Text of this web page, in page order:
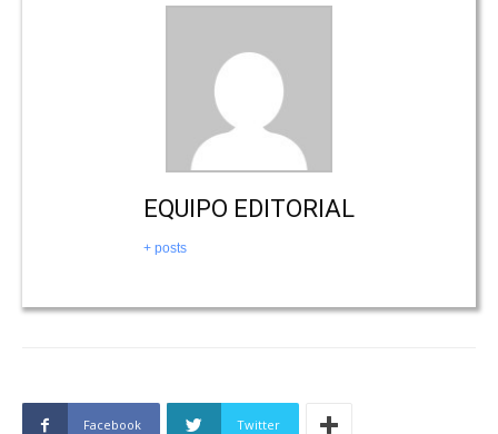
EQUIPO EDITORIAL
+ posts
Facebook Twitter